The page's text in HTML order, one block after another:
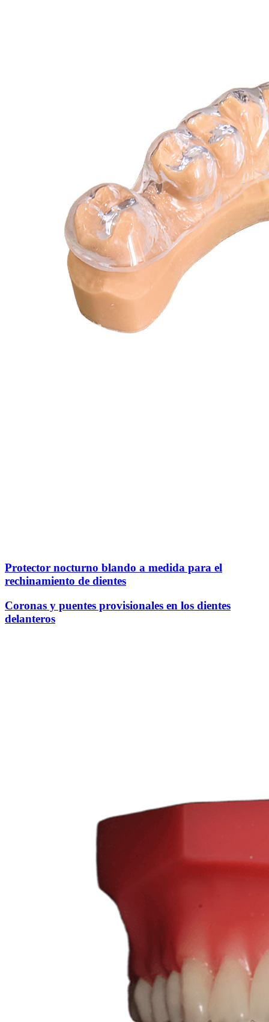
Protector nocturno blando a medida para el
rechinamiento de dientes
Coronas y puentes provisionales en los dientes
delanteros